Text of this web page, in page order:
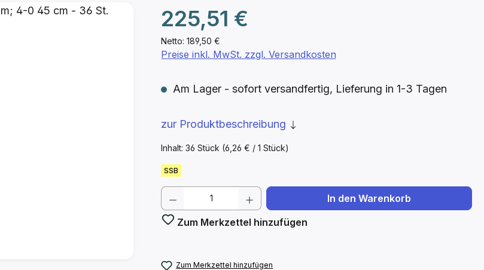
Netto: 189,50 €
Regulärer Preis:
225,51 €
Inhalt: 36 Stück (6,26 € / 1 Stück)
Preise inkl. MwSt. zzgl. Versandkosten
Am Lager - sofort versandfertig, Lieferung in 1-3 Tagen
SSB
zur Produktbeschreibung
Produkt Anzahl: Gib den gewünschten Wert
In den Warenkorb
Zum Merkzettel hinzufügen
Zum Merkzettel hinzufügen